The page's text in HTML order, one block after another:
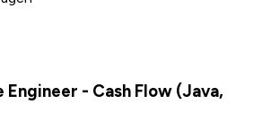
- Cash Flow (Java,